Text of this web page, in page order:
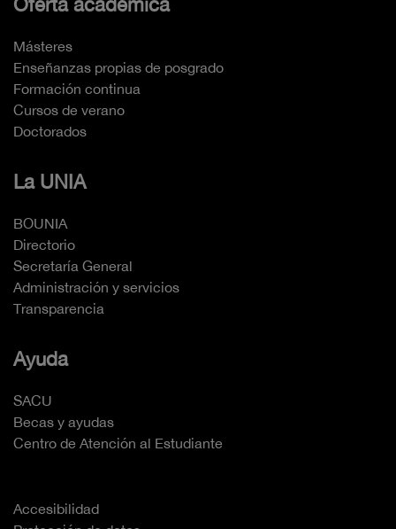
Másteres
Enseñanzas propias de posgrado
Formación continua
Cursos de verano
Doctorados
La UNIA
BOUNIA
Directorio
Secretaría General
Administración y servicios
Transparencia
Ayuda
SACU
Becas y ayudas
Centro de Atención al Estudiante
Accesibilidad